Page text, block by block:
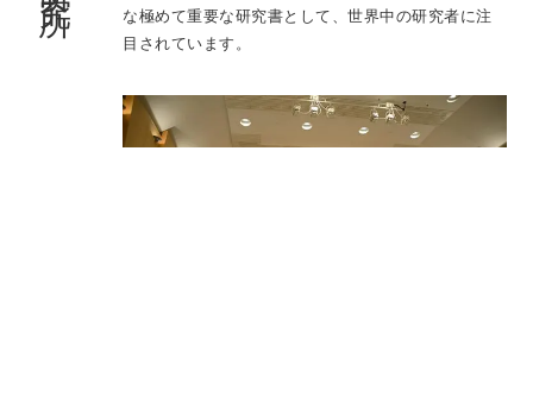
な極めて重要な研究書として、世界中の研究者に注
目されています。